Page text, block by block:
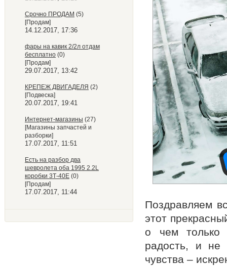
Срочно ПРОДАМ (5)
[Продам]
14.12.2017, 17:36
фары на кавик 2/2л отдам
бесплатно (0)
[Продам]
29.07.2017, 13:42
КРЕПЕЖ ДВИГАДЕЛЯ (2)
[Подвеска]
20.07.2017, 19:41
Интернет-магазины (27)
[Магазины запчастей и
разборки]
17.07.2017, 11:51
Есть на разбор два
шевролета оба 1995 2.2L
коробки 3Т-40Е (0)
[Продам]
17.07.2017, 11:44
Поздравляем
этот
о чем только
радость, и не
чувства –